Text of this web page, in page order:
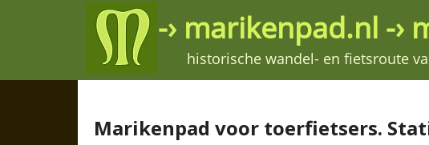
-› marikenpad.nl -›
historische wandel- en fietsroute